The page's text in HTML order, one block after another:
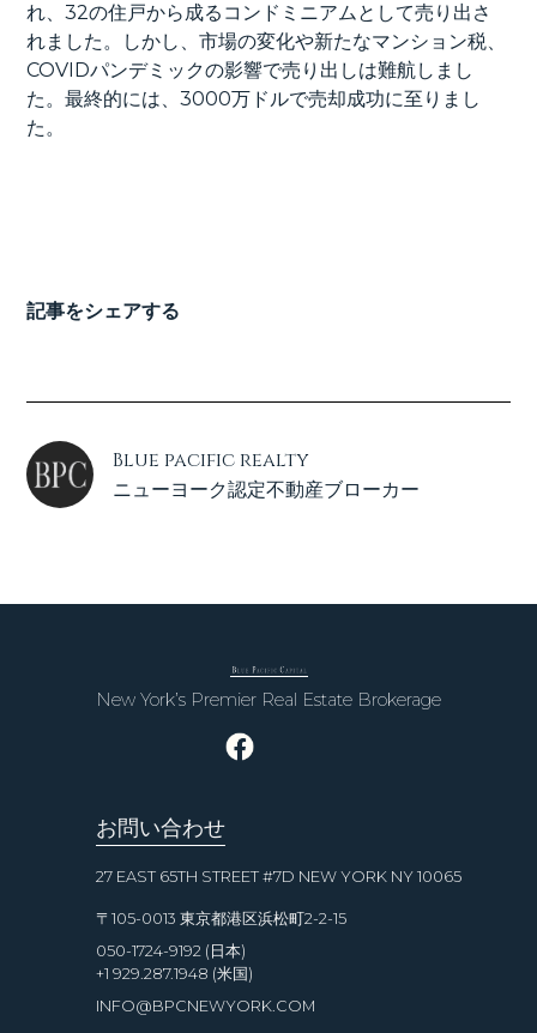
れ、32の住戸から成るコンドミニアムとして売り出さ
れました。しかし、市場の変化や新たなマンション税、
COVIDパンデミックの影響で売り出しは難航しまし
た。最終的には、3000万ドルで売却成功に至りまし
た。
記事をシェアする
Blue pacific realty
ニューヨーク認定不動産ブローカー
New York’s Premier Real Estate Brokerage
お問い合わせ
27 EAST 65TH STREET #7D NEW YORK NY 10065
〒105-0013 東京都港区浜松町2-2-15
050-1724-9192 (日本)
+1 929.287.1948 (米国)
INFO@BPCNEWYORK.COM